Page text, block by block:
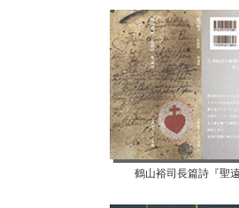
鶴山裕司長篇詩『聖遠